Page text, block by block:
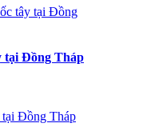
tại Đồng Tháp